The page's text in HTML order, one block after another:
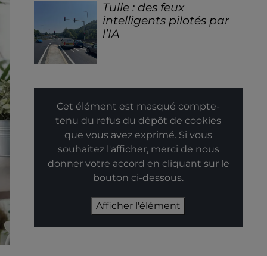
Tulle : des feux
intelligents pilotés par
l’IA
Cet élément est masqué compte-
tenu du refus du dépôt de cookies
que vous avez exprimé. Si vous
souhaitez l'afficher, merci de nous
donner votre accord en cliquant sur le
bouton ci-dessous.
Afficher l'élément